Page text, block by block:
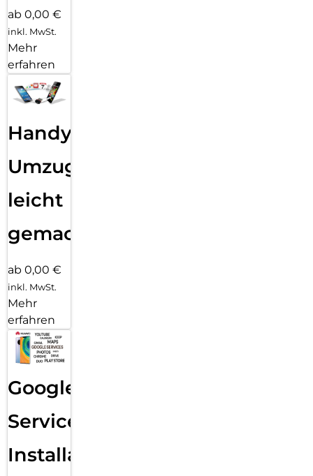
ab 0,00 €
inkl. MwSt.
Mehr
erfahren
Handy
Umzug
leicht
gemacht!
ab 0,00 €
inkl. MwSt.
Mehr
erfahren
Google
Services
Installation